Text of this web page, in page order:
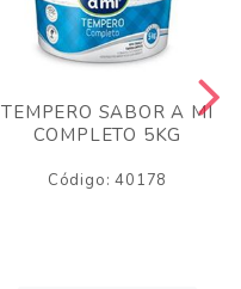
TEMPERO SABOR A MI
COMPLETO 5KG
Código: 40178